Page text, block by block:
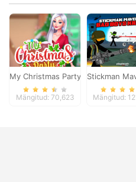
My Christmas Party Prep
Mängitud: 70,623
Stickman
Mängitud: